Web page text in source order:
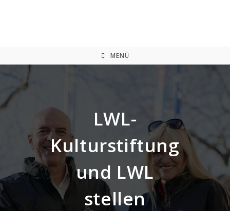
MENÜ
LWL-
Kulturstiftung
und LWL
stellen